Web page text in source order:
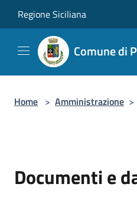
Regione Siciliana
Comune di
Home > Amministrazione >
Documenti e